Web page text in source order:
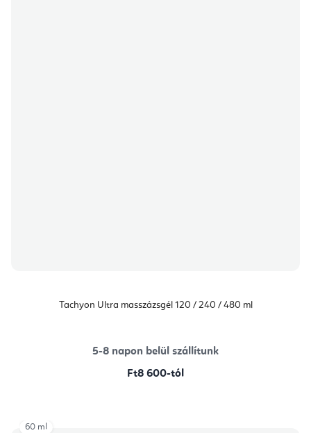
Tachyon Ultra masszázsgél 120 / 240 / 480 ml
5-8 napon belül szállítunk
Ft8 600-tól
60 ml